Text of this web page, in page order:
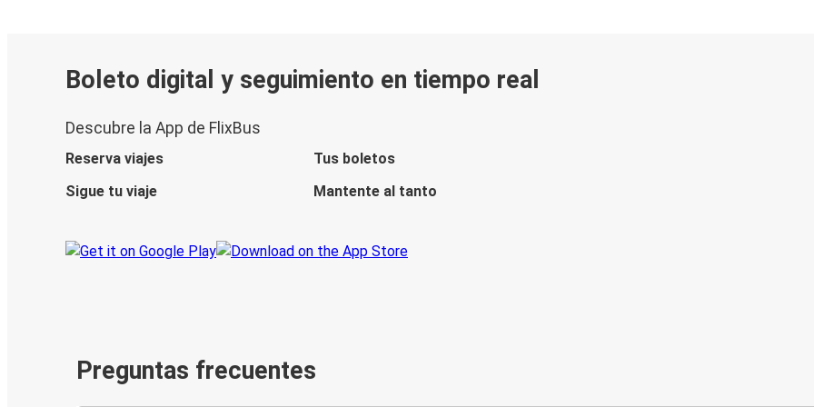
Boleto digital y seguimiento en tiempo real
Descubre la App de FlixBus
Reserva viajes
Tus boletos
Sigue tu viaje
Mantente al tanto
Preguntas frecuentes